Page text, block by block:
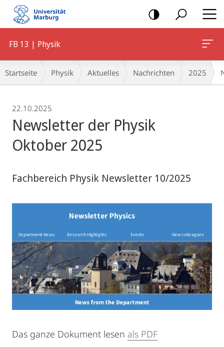
Mobile-
Navigation
FB 13 | Physik
Breadcrumb-
Navigation
Startseite Physik Aktuelles Nachrichten 2025
22.10.2025
Newsletter der Physik
Oktober 2025
Fachbereich Physik Newsletter 10/2025
Das ganze Dokument lesen als PDF